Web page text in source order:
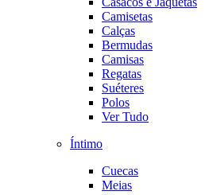
Camisetas
Calças
Bermudas
Camisas
Regatas
Suéteres
Polos
Ver Tudo
Íntimo
Cuecas
Meias